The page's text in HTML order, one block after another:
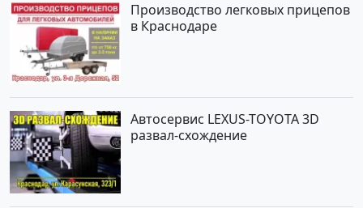
Производство легковых прицепов
в Краснодаре
Автосервис LEXUS-TOYOTA 3D
развал-схождение